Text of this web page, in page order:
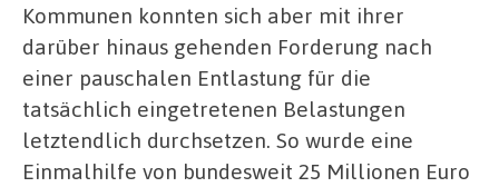
Kommunen konnten sich aber mit ihrer
darüber hinaus gehenden Forderung nach
einer pauschalen Entlastung für die
tatsächlich eingetretenen Belastungen
letztendlich durchsetzen. So wurde eine
Einmalhilfe von bundesweit 25 Millionen Euro